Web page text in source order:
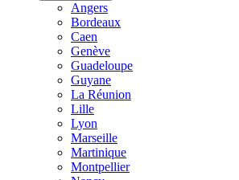
Angers
Bordeaux
Caen
Genève
Guadeloupe
Guyane
La Réunion
Lille
Lyon
Marseille
Martinique
Montpellier